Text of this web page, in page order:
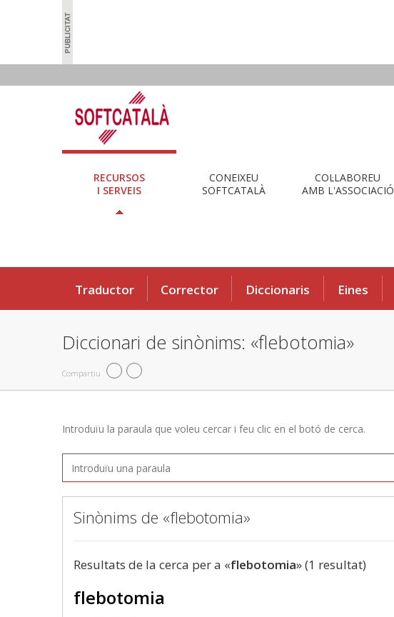
RECURSOS
I SERVEIS
CONEIXEU
SOFTCATALÀ
COL·LABOREU
AMB L'ASSOCIACIÓ
Traductor Corrector Diccionaris Eines
Diccionari de sinònims: «flebotomia»
Compartiu
Introduïu la paraula que voleu cercar i feu clic en el botó de cerca.
Sinònims de «flebotomia»
Resultats de la cerca per a «flebotomia» (1 resultat)
flebotomia